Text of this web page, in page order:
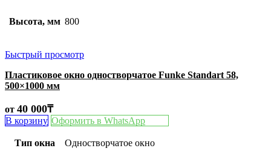
Высота, мм 800
Быстрый просмотр
Пластиковое окно одностворчатое Funke Standart 58,
500×1000 мм
от 40 000₸
В корзину Оформить в WhatsApp
Тип окна Одностворчатое окно